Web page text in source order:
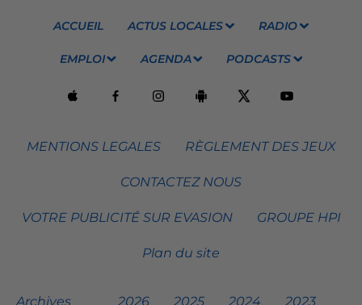
ACCUEIL ACTUS LOCALES RADIO
EMPLOI AGENDA PODCASTS
MENTIONS LEGALES RÈGLEMENT DES JEUX
CONTACTEZ NOUS
VOTRE PUBLICITÉ SUR EVASION GROUPE HPI
Plan du site
Archives 2026 2025 2024 2023